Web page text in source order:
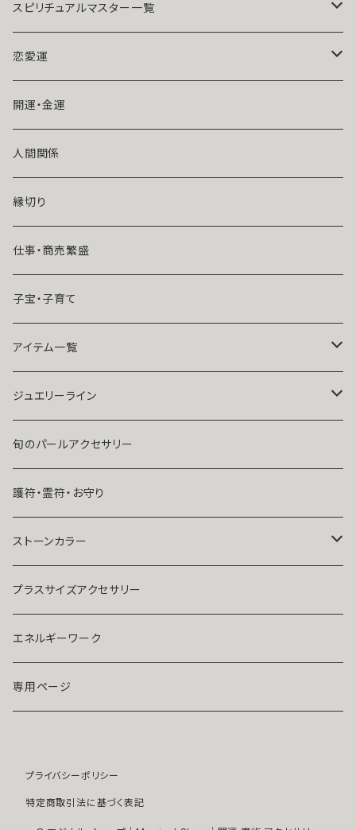
スピリチュアルマスター一覧
魔術師アリエル
悪魔術師べリアル
風水師さくら
魔術師恋雪
魔術師N.Kelly
魔術師Sara Serendipity
祈祷師澪央
ユタ玉城陽
恋愛運
片思い
ライバルの居る恋（略奪したい）
年齢差のある恋（年上・年下）
マンネリ気味の恋
遠距離
復縁したい・取り戻したい愛情
人に言えない関係
出会いが欲しい
結婚したい
人気運・モテる
開運・金運
人間関係
縁切り
仕事・商売繁盛
子宝・子育て
アイテム一覧
ネックレス
ブレスレット・アンクレット
リング
イヤリング・ピアス
ストラップ・キーホルダー
マスクピアス
ブローチ
開運アイテム
ジュエリーライン
Ｋ１０
K１４
Ｋ１８
プラチナ
ダイヤモンド
モアサナイト
パール
旬のパールアクセサリー
護符・霊符・お守り
ストーンカラー
クリア
ブルー
レッド
ピンク
プラスサイズアクセサリー
エネルギーワーク
専用ページ
プライバシーポリシー
特定商取引法に基づく表記